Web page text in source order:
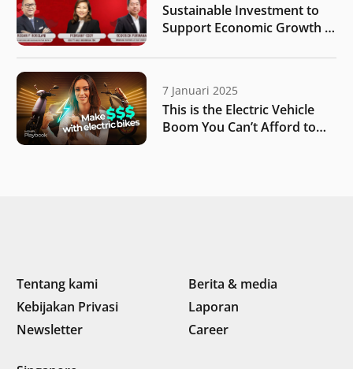
Sustainable Investment to
Support Economic Growth |
7 Januari 2025
This is the Electric Vehicle
Boom You Can’t Afford to
Tentang kami
Berita & media
Kebijakan Privasi
Laporan
Newsletter
Career